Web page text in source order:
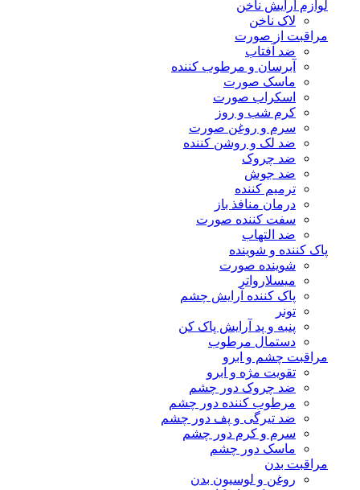
لوازم آرایش ناخن
لاک ناخن
مراقبت از صورت
ضد آفتاب
آبرسان و مرطوب کننده
ماسک صورت
اسکراب صورت
کرم شب و روز
سرم و روغن صورت
ضد لک و روشن کننده
ضد چروک
ضد جوش
ترمیم کننده
درمان منافذ باز
سفت کننده صورت
ضد التهاب
پاک کننده و شوینده
شوینده صورت
میسلارواتر
پاک کننده آرایش چشم
تونر
پنبه و پد آرایش پاک کن
دستمال مرطوب
مراقبت چشم و ابرو
تقویت مژه و ابرو
ضد چروک دور چشم
مرطوب کننده دور چشم
ضد تیرگی و پف دور چشم
سرم و کرم دور چشم
ماسک دور چشم
مراقبت بدن
روغن و لوسیون بدن